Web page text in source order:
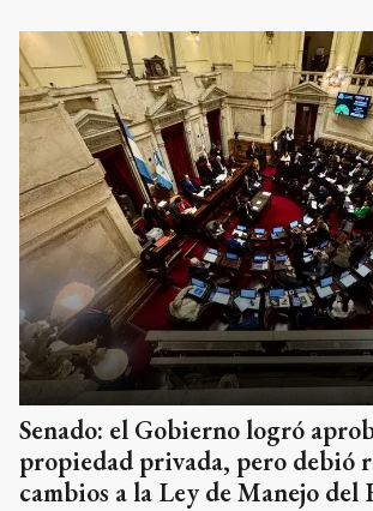
Senado: el Gobierno logró
propiedad privada, pero debió
cambios a la Ley de Manejo del